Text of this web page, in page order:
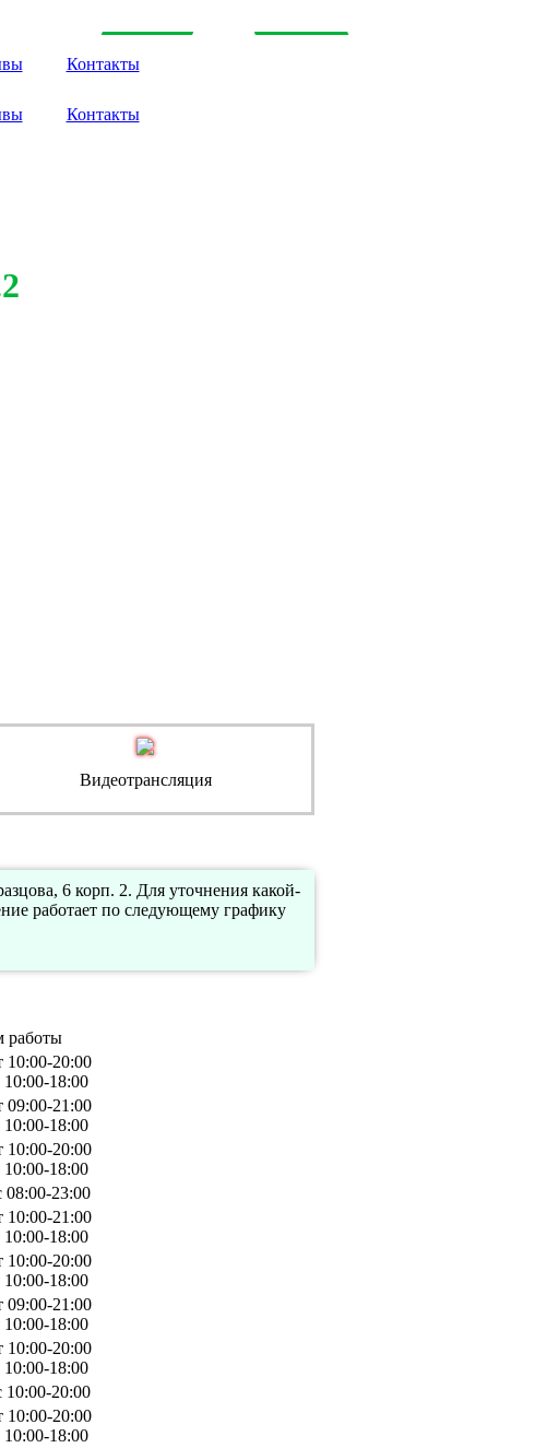
Контакты
Контакты
Видеотрансляция
6 корп. 2. Для уточнения какой-
работает по следующему графику
работы
20:00
18:00
21:00
18:00
20:00
18:00
23:00
21:00
18:00
20:00
18:00
21:00
18:00
20:00
18:00
20:00
20:00
18:00